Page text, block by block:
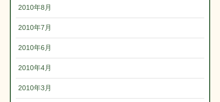
2010年8月
2010年7月
2010年6月
2010年4月
2010年3月